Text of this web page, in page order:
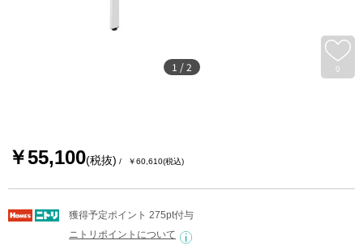
0
1 /2
￥55,100(税抜) ￥60,610(税込)
獲得予定ポイント 275pt付与
ニトリポイントについて